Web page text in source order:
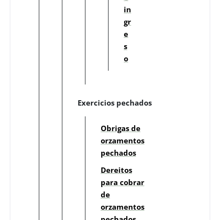
in
gr
e
s
o
Exercicios pechados
Obrigas de
orzamentos
pechados
Dereitos
para cobrar
de
orzamentos